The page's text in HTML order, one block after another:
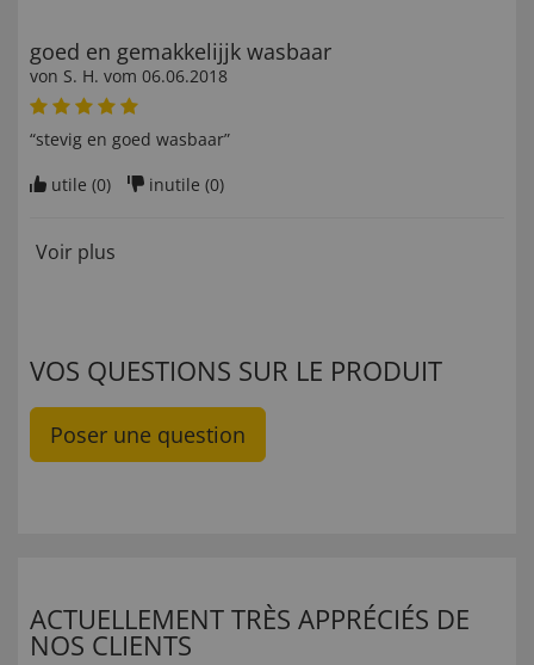
goed en gemakkelijjk wasbaar
von S. H. vom 06.06.2018
“stevig en goed wasbaar”
utile (0) inutile (0)
Voir plus
VOS QUESTIONS SUR LE PRODUIT
Poser une question
ACTUELLEMENT TRÈS APPRÉCIÉS DE
NOS CLIENTS